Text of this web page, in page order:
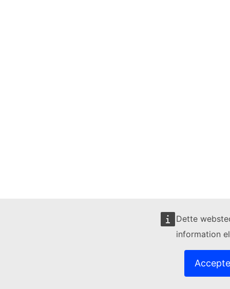
Dette
information